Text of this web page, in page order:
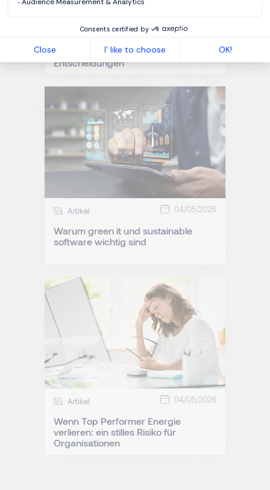
Leading the Future of E Commerce:
Führung und die Kraft kluger
Entscheidungen
Artikel 04/05/2026
Warum green it und sustainable
software wichtig sind
Artikel 04/05/2026
Wenn Top Performer Energie
verlieren: ein stilles Risiko für
Organisationen